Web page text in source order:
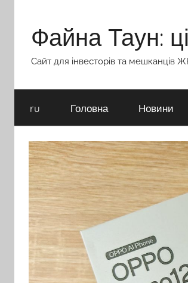
вмістуФайна Таун:
Сайт для інвесторів та мешканців
ru Головна Новини